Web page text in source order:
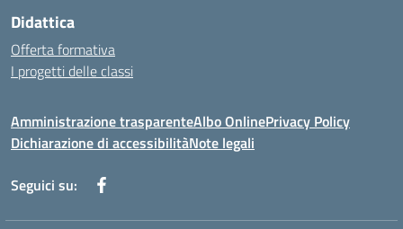
Didattica
Offerta formativa
I progetti delle classi
Amministrazione trasparenteAlbo OnlinePrivacy Policy
Dichiarazione di accessibilitàNote legali
Seguici su: